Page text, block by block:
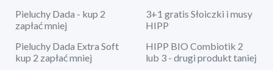
Pieluchy Dada - kup 2
zapłać mniej
3+1 gratis Słoiczki i musy
HIPP
Pieluchy Dada Extra Soft
kup 2 zapłać mniej
HIPP BIO Combiotik 2
lub 3 - drugi produkt taniej